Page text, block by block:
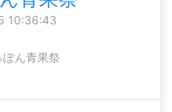
10:36:43
ぽん青果祭